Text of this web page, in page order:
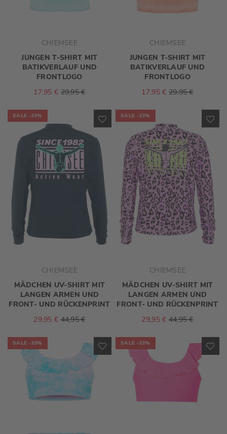
CHIEMSEE
JUNGEN T-SHIRT MIT
BATIKVERLAUF UND
FRONTLOGO
17,95 € 29,95 €
CHIEMSEE
JUNGEN T-SHIRT MIT
BATIKVERLAUF UND
FRONTLOGO
17,95 € 29,95 €
SALE -33%
ZUR
WUNSCHLISTE
HINZUFÜGEN
CHIEMSEE
MÄDCHEN UV-SHIRT MIT
LANGEN ARMEN UND
FRONT- UND RÜCKENPRINT
29,95 € 44,95 €
SALE -33%
CHIEMSEE
MÄDCHEN UV-SHIRT MIT
LANGEN ARMEN UND
FRONT- UND RÜCKENPRINT
29,95 € 44,95 €
SALE -33%
ZUR
WUNSCHLISTE
HINZUFÜGEN
SALE -33%